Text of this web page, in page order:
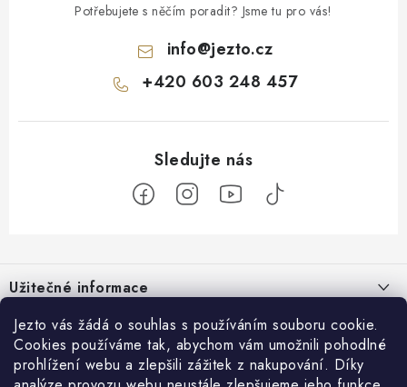
Jezto vás žádá o souhlas s používáním souboru cookie.
Cookies používáme tak, abychom vám umožnili pohodlné
prohlížení webu a zlepšili zážitek z nakupování. Díky
Potřebujete s něčím poradit? Jsme tu pro vás!
info@jezto.cz
+420 603 248 457
pUžitečné informace
O nás
Náš příběh
Zákaznický servis
Obchodní podmínky
Přijímáme online platby